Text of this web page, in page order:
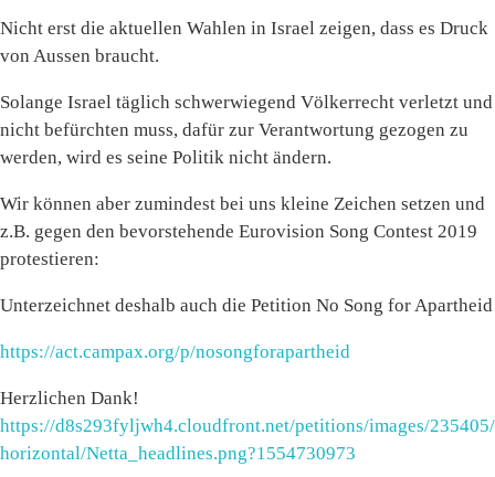
Nicht erst die aktuellen Wahlen in Israel zeigen, dass es Druck
von Aussen braucht.
Solange Israel täglich schwerwiegend Völkerrecht verletzt und
nicht befürchten muss, dafür zur Verantwortung gezogen zu
werden, wird es seine Politik nicht ändern.
Wir können aber zumindest bei uns kleine Zeichen setzen und
z.B. gegen den bevorstehende Eurovision Song Contest 2019
protestieren:
Unterzeichnet deshalb auch die Petition No Song for Apartheid
https://act.campax.org/p/nosongforapartheid
Herzlichen Dank!
https://d8s293fyljwh4.cloudfront.net/petitions/images/235405/
horizontal/Netta_headlines.png?1554730973